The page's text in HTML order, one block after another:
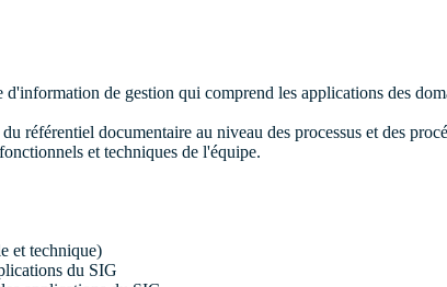
de gestion qui comprend les applications des
référentiel documentaire au niveau des processus et des
et techniques de l'équipe.
et technique)
du SIG